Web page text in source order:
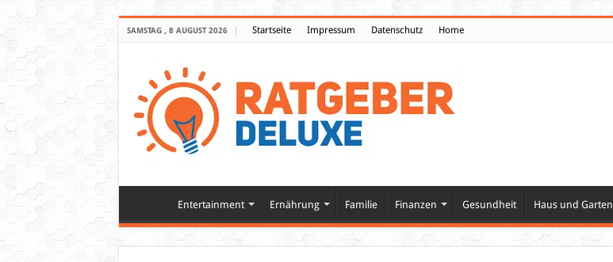
SAMSTAG , 8 AUGUST 2026 Startseite Impressum Datenschutz Home
Entertainment Ernährung Familie Finanzen Gesundheit Haus und Garten